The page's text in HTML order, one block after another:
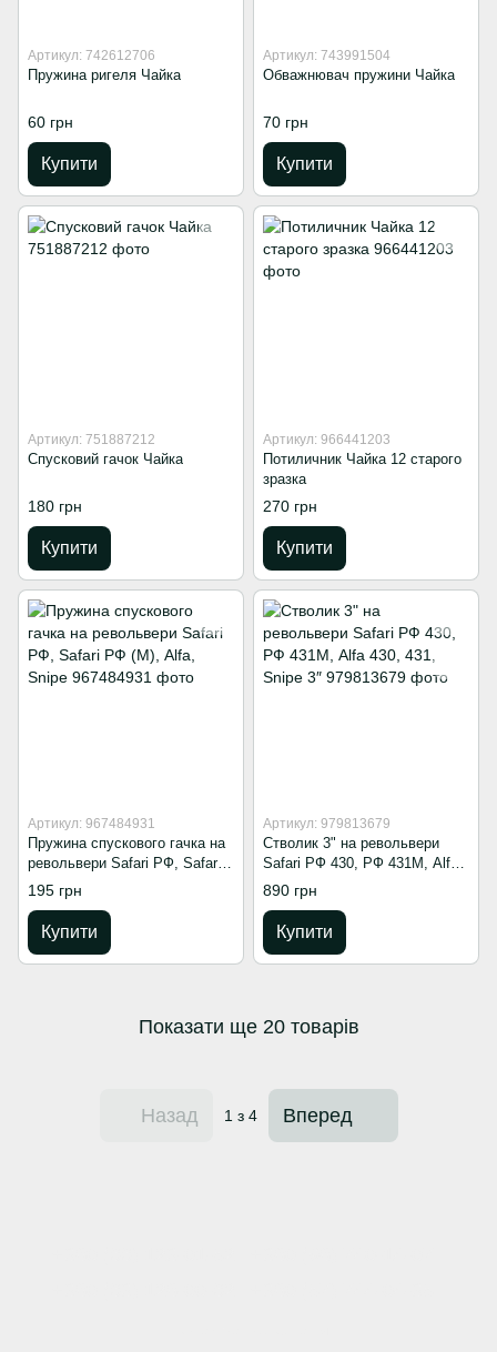
Артикул: 742612706
Пружина ригеля Чайка
60 грн
Купити
Артикул: 743991504
Обважнювач пружини Чайка
70 грн
Купити
Артикул: 751887212
Спусковий гачок Чайка
180 грн
Купити
Артикул: 966441203
Потиличник Чайка 12 старого
зразка
270 грн
Купити
Артикул: 967484931
Пружина спускового гачка на
револьвери Safari РФ, Safari
РФ (М), Alfa, Snipe
195 грн
Купити
Артикул: 979813679
Стволик 3" на револьвери
Safari РФ 430, РФ 431М, Alfa
430, 431, Snipe 3″
890 грн
Купити
Показати ще 20 товарів
Назад 1з 4 Вперед